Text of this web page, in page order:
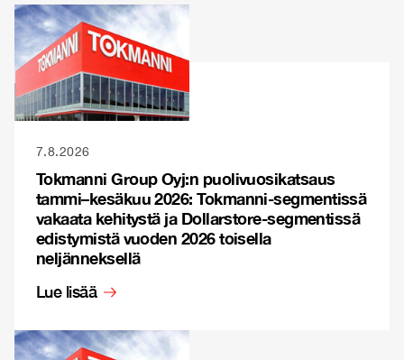
7.8.2026
Tokmanni Group Oyj:n puolivuosikatsaus
tammi–kesäkuu 2026: Tokmanni-segmentissä
vakaata kehitystä ja Dollarstore-segmentissä
edistymistä vuoden 2026 toisella
neljänneksellä
Lue lisää